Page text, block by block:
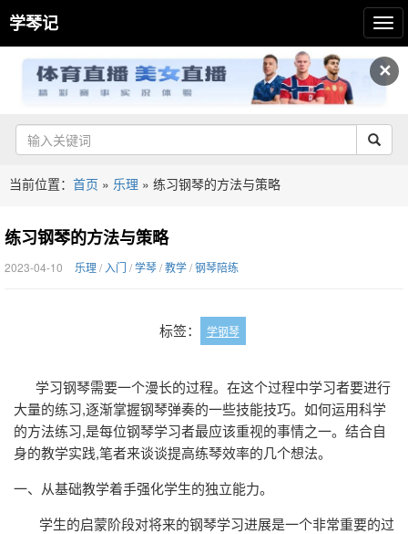
✕
学琴记
当前位置： 首页 » 乐理 » 练习钢琴的方法与策略
练习钢琴的方法与策略
2023-04-10 乐理/ 入门 /学琴/教学/钢琴陪练
标签： 学钢琴
学习钢琴需要一个漫长的过程。在这个过程中学习者要进行
大量的练习,逐渐掌握钢琴弹奏的一些技能技巧。如何运用科学
的方法练习,是每位钢琴学习者最应该重视的事情之一。结合自
身的教学实践,笔者来谈谈提高练琴效率的几个想法。
一、从基础教学着手强化学生的独立能力。
学生的启蒙阶段对将来的钢琴学习进展是一个非常重要的过